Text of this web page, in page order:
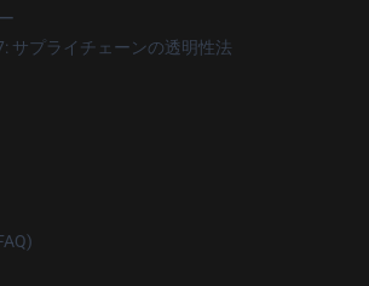
サプライチェーンの透明性法